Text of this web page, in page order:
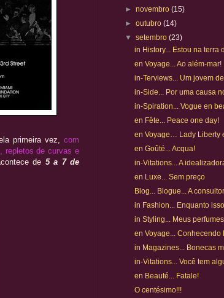
primeira vez,com
repletos de curvas e
de 5 a 7 de
►novembro(15)
►outubro(14)
▼setembro(23)
in History... Estou na terra
en Voyage... Ao além-mar!
in-Terviews... Um jovem
in-Side... Por uma causa
in-Spiration... Vogue en
en Fête... Peace one day!
en Voyage… Lady Liberty
en Goûté... Acqua!
in-Vitations... A
en Luxe... Sem preço
Blog... Blogue... A
in Fashion... Enquanto
in Styling... Meus
en Voyage... Conhecendo
in Magazines... Bonecas
in-Vitations... Você tem
en Beauté... Fatale!
O centésimo!!!